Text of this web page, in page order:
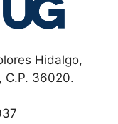
Hidalgo,
C.P. 36020.